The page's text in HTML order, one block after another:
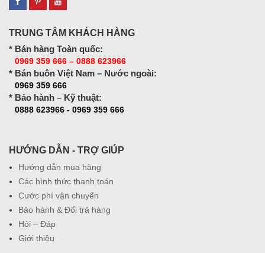
TRUNG TÂM KHÁCH HÀNG
* Bán hàng Toàn quốc:
0969 359 666 – 0888 623966
* Bán buôn Việt Nam – Nước ngoài:
0969 359 666
* Bảo hành – Kỹ thuật:
0888 623966 - 0969 359 666
HƯỚNG DẪN - TRỢ GIÚP
Hướng dẫn mua hàng
Các hình thức thanh toán
Cước phí vận chuyển
Bảo hành & Đổi trả hàng
Hỏi – Đáp
Giới thiệu